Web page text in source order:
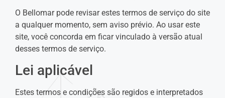
O Bellomar pode revisar estes termos de serviço do site
a qualquer momento, sem aviso prévio. Ao usar este
site, você concorda em ficar vinculado à versão atual
desses termos de serviço.
Lei aplicável
Estes termos e condições são regidos e interpretados